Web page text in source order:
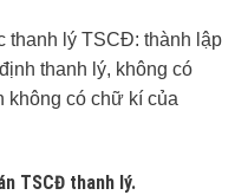
thanh lý TSCĐ: thành lập
thanh lý, không có
không có chữ kí của
TSCĐ thanh lý.